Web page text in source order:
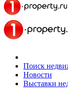
Поиск
Новости
Выставки